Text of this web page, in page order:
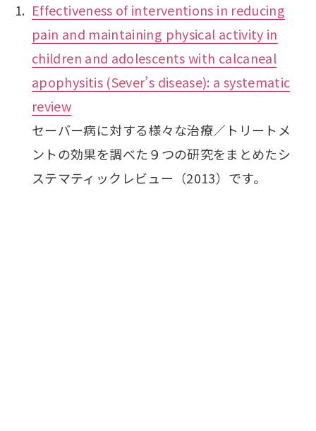
Effectiveness of interventions in reducing
pain and maintaining physical activity in
children and adolescents with calcaneal
apophysitis (Sever’s disease): a systematic
review
セーバー病に対する様々な治療／トリートメ
ントの効果を調べた９つの研究をまとめたシ
ステマティックレビュー（2013）です。